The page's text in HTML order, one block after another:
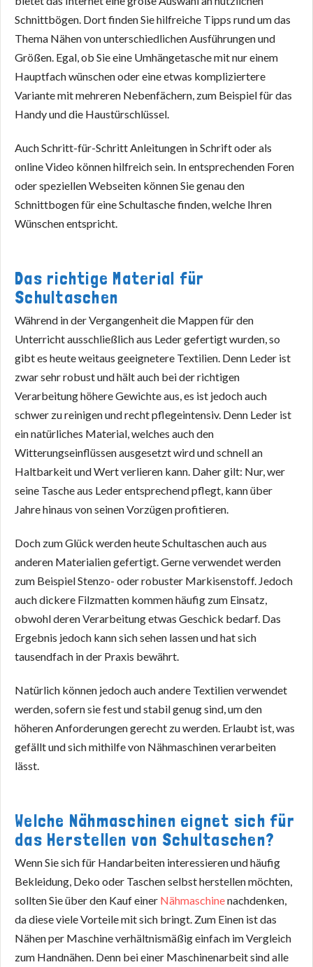
Schnittbögen. Dort finden Sie hilfreiche Tipps rund um das
Thema Nähen von unterschiedlichen Ausführungen und
Größen. Egal, ob Sie eine Umhängetasche mit nur einem
Hauptfach wünschen oder eine etwas kompliziertere
Variante mit mehreren Nebenfächern, zum Beispiel für das
Handy und die Haustürschlüssel.
Auch Schritt-für-Schritt Anleitungen in Schrift oder als
online Video können hilfreich sein. In entsprechenden Foren
oder speziellen Webseiten können Sie genau den
Schnittbogen für eine Schultasche finden, welche Ihren
Wünschen entspricht.
Das richtige Material für
Schultaschen
Während in der Vergangenheit die Mappen für den
Unterricht ausschließlich aus Leder gefertigt wurden, so
gibt es heute weitaus geeignetere Textilien. Denn Leder ist
zwar sehr robust und hält auch bei der richtigen
Verarbeitung höhere Gewichte aus, es ist jedoch auch
schwer zu reinigen und recht pflegeintensiv. Denn Leder ist
ein natürliches Material, welches auch den
Witterungseinflüssen ausgesetzt wird und schnell an
Haltbarkeit und Wert verlieren kann. Daher gilt: Nur, wer
seine Tasche aus Leder entsprechend pflegt, kann über
Jahre hinaus von seinen Vorzügen profitieren.
Doch zum Glück werden heute Schultaschen auch aus
anderen Materialien gefertigt. Gerne verwendet werden
zum Beispiel Stenzo- oder robuster Markisenstoff. Jedoch
auch dickere Filzmatten kommen häufig zum Einsatz,
obwohl deren Verarbeitung etwas Geschick bedarf. Das
Ergebnis jedoch kann sich sehen lassen und hat sich
tausendfach in der Praxis bewährt.
Natürlich können jedoch auch andere Textilien verwendet
werden, sofern sie fest und stabil genug sind, um den
höheren Anforderungen gerecht zu werden. Erlaubt ist, was
gefällt und sich mithilfe von Nähmaschinen verarbeiten
lässt.
Welche Nähmaschinen eignet sich für
das Herstellen von Schultaschen?
Wenn Sie sich für Handarbeiten interessieren und häufig
Bekleidung, Deko oder Taschen selbst herstellen möchten,
sollten Sie über den Kauf einer Nähmaschinenachdenken,
da diese viele Vorteile mit sich bringt. Zum Einen ist das
Nähen per Maschine verhältnismäßig einfach im Vergleich
zum Handnähen. Denn bei einer Maschinenarbeit sind alle